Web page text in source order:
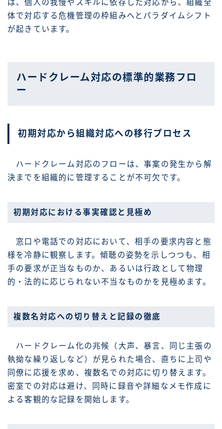
は、個人の我慢やスキルに依存した対応から、組織全
体で対応する危機管理の枠組みへとパラダイムシフト
が起きています。
ハードクレーム対応の標準的業務フロ
ー
初期対応から組織対応への移行プロセス
ハードクレーム対応のフローは、事案の発生から解
決までを組織的に管理することが不可欠です。
初期対応における事実確認と見極め
窓口や電話での対応において、相手の要求内容と態
様を冷静に観察します。傾聴の姿勢を示しつつも、相
手の要求が正当なものか、あるいは行政として物理
的・法的に応じられない不当なものかを見極めます。
複数名対応への切り替えと記録の徹底
ハードクレーム化の兆候（大声、暴言、同じ主張の
執拗な繰り返しなど）が見られた場合、直ちに上司や
同僚に応援を求め、複数名での対応に切り替えます。
密室での対応は避け、同時に録音や詳細なメモ作成に
よる客観的な記録を開始します。